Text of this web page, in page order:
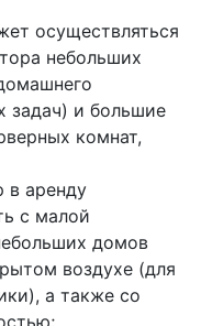
осуществляться
небольших
задач) и большие
комнат,
в аренду
с малой
домов
воздухе (для
а также со